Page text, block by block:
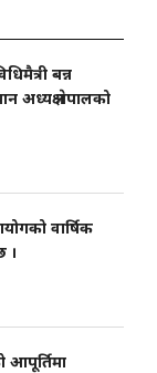
बन्न
अध्यक्ष नेपालको
वार्षिक
।
आपूर्तिमा